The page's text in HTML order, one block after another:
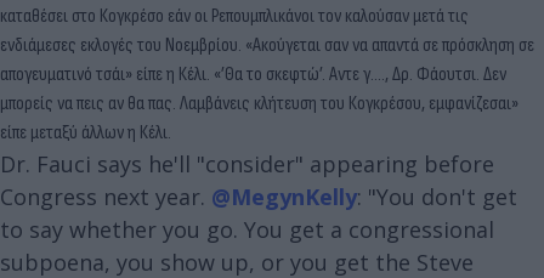
καταθέσει στο Κογκρέσο εάν οι Ρεπουμπλικάνοι τον καλoύσαν μετά τις
ενδιάμεσες εκλογές του Νοεμβρίου. «Ακούγεται σαν να απαντά σε πρόσκληση σε
απογευματινό τσάι» είπε η Κέλι. «’Θα το σκεφτώ’. Αντε γ…., Δρ. Φάουτσι. Δεν
μπορείς να πεις αν θα πας. Λαμβάνεις κλήτευση του Κογκρέσου, εμφανίζεσαι»
είπε μεταξύ άλλων η Κέλι.
Dr. Fauci says he'll "consider" appearing before
Congress next year. @MegynKelly: "You don't get
to say whether you go. You get a congressional
subpoena, you show up, or you get the Steve